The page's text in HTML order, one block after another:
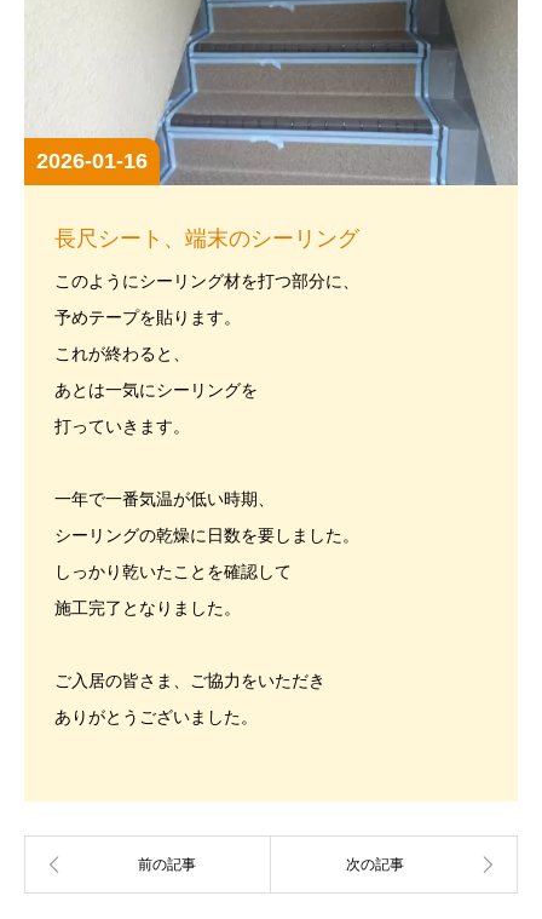
2026-01-16
長尺シート、端末のシーリング
このようにシーリング材を打つ部分に、
予めテープを貼ります。
これが終わると、
あとは一気にシーリングを
打っていきます。
一年で一番気温が低い時期、
シーリングの乾燥に日数を要しました。
しっかり乾いたことを確認して
施工完了となりました。
ご入居の皆さま、ご協力をいただき
ありがとうございました。